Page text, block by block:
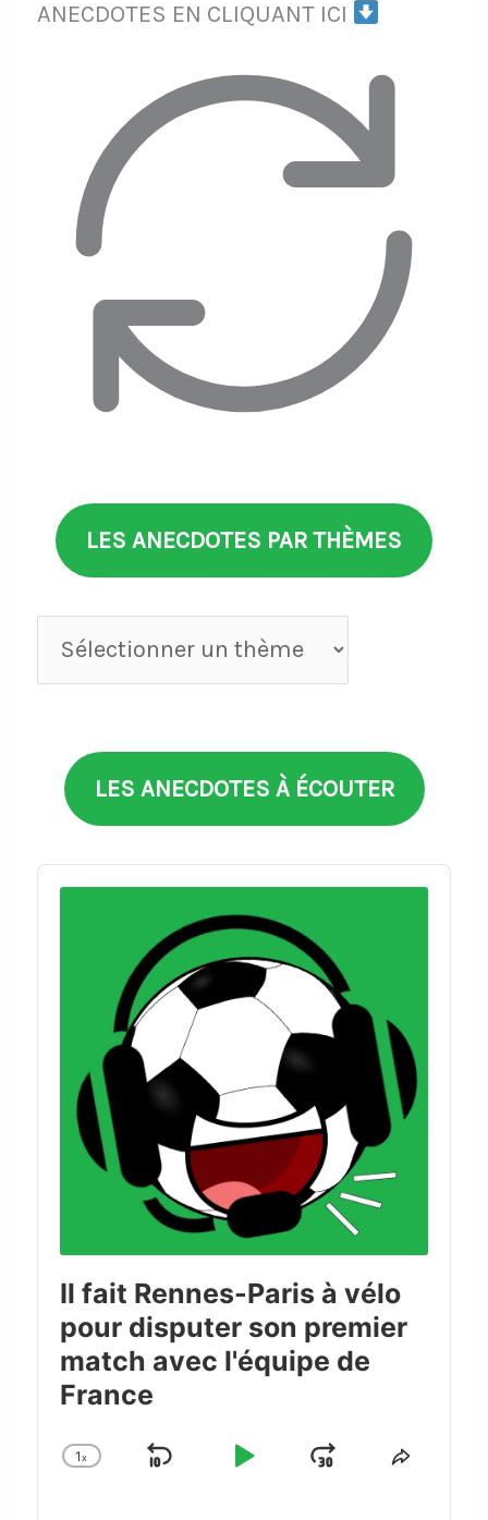
ANECDOTES EN CLIQUANT ICI
LES ANECDOTES PAR THÈMES
Anecdotes
par
LES ANECDOTES À ÉCOUTER
Audio
Player
Il fait Rennes-Paris à vélo
pour disputer son premier
match avec l'équipe de
France
Change
1x
Skip
Play
JumpShare